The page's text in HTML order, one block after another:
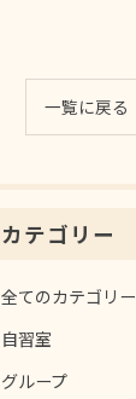
一覧に戻る
カテゴリー
全てのカテゴリー
自習室
グループ